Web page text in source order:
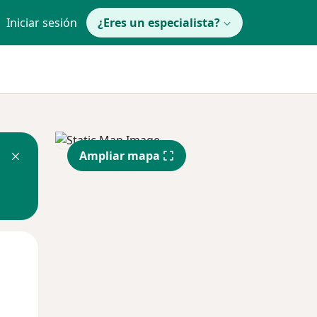
Iniciar sesión ¿Eres un especialista?
Ampliar mapa